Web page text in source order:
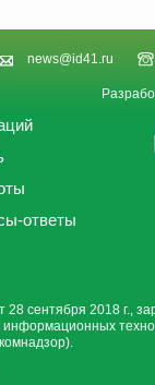
news@id41.ru
ответы
сентября 2018 г.,